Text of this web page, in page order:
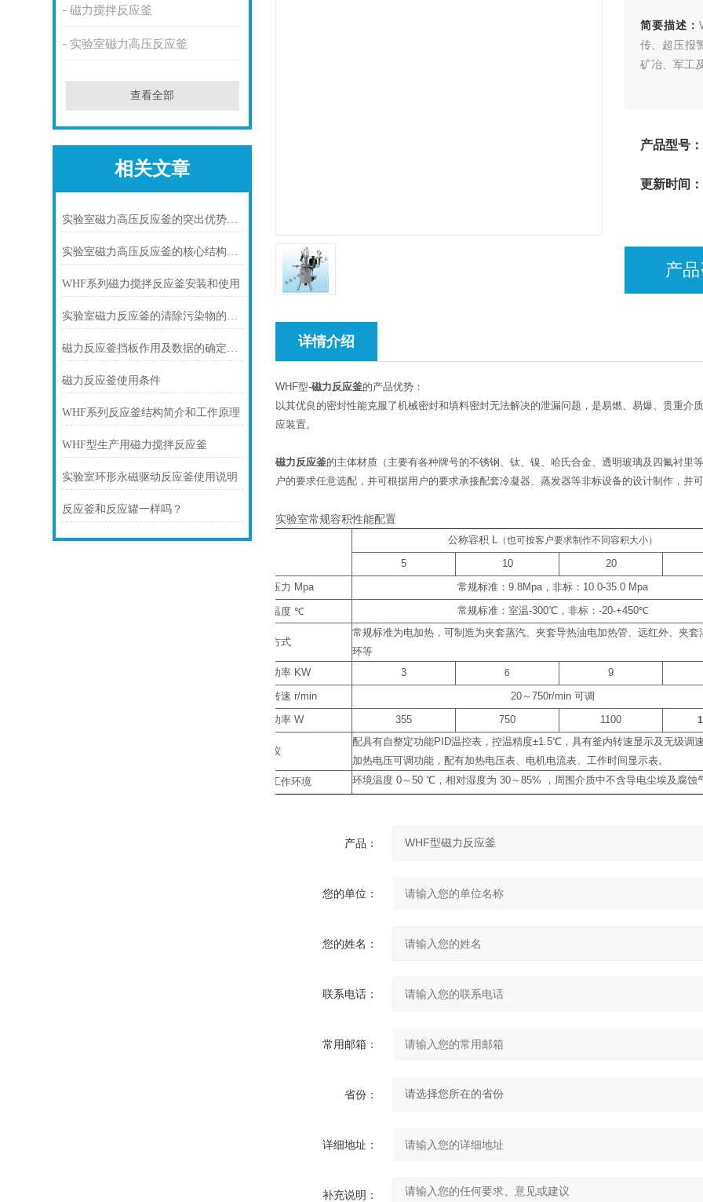
磁力搅拌反应釜
实验室磁力高压反应釜
查看全部
相关文章
实验室磁力高压反应釜的突出优势介绍
实验室磁力高压反应釜的核心结构有哪些？
WHF系列磁力搅拌反应釜安装和使用
实验室磁力反应釜的清除污染物的方法
磁力反应釜挡板作用及数据的确定方法
磁力反应釜使用条件
WHF系列反应釜结构简介和工作原理
WHF型生产用磁力搅拌反应釜
实验室环形永磁驱动反应釜使用说明
反应釜和反应罐一样吗？
简要描述：
传、超压报
矿冶、军工
产品型号：
更新时间：
产
详情介绍
WHF型-磁力反应釜的产品优势：
以其优良的密封性能克服了机械密封和填料密封无法解决的泄漏问题，是易燃、易爆、贵重介
应装置。
磁力反应釜的主体材质（主要有各种牌号的不锈钢、钛、镍、哈氏合金、透明玻璃及四氟衬里
户的要求任意选配，并可根据用户的要求承接配套冷凝器、蒸发器等非标设备的设计制作，并
实验室常规容积性能配置
公称容积 L （也可按客户要求制作不同容积大小）
5 10 20
工作压力 Mpa 常规标准：9.8Mpa，非标： 10.0-35.0 Mpa
工作温度 ℃ 常规标准：室温-300℃，非标： -20-+450℃
加热方式
常规标准为电加热，可制造为夹套蒸汽、夹套导热油电加热管、远红外、夹套
环等
加热功率 KW 3 6 9
搅拌转速 r/min 20～ 750r/min 可调
电机功率 W 355 750 1100
控制仪
配具有自整定功能PID温控表，控温精度±1.5℃ ，具有釜内转速显示及无级调
加热电压可调功能，配有加热电压表、电机电流表、工作时间显示表。
控制仪工作环境
环境温度 0～50℃ ，相对湿度为 30～85% ，周围介质中不含导电尘埃及腐蚀
产品：
您的单位：
您的姓名：
联系电话：
常用邮箱：
省份：
详细地址：
补充说明：